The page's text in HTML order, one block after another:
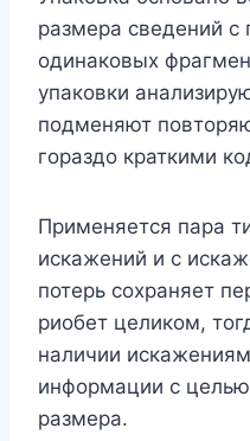
размера сведений
одинаковых
упаковки
подменяют
гораздо краткими
Применяется пара
искажений и с
потерь сохраняет
риобет целиком,
наличии
информации с
размера.